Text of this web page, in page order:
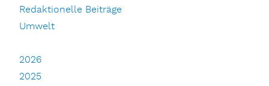
Redaktionelle Beiträge
Umwelt
2026
2025